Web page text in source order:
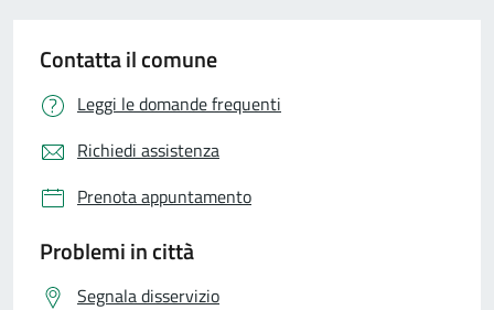
Contatta il comune
Leggi le domande frequenti
Richiedi assistenza
Prenota appuntamento
Problemi in città
Segnala disservizio